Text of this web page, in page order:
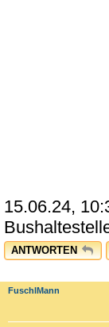
15.06.24,
ANTWORTEN
FuschlMann